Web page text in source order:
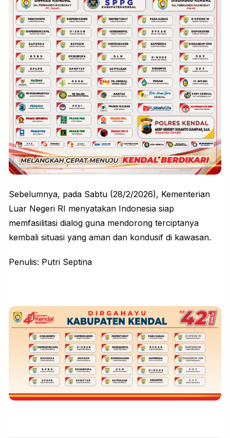
Sebelumnya, pada Sabtu (28/2/2026), Kementerian
Luar Negeri RI menyatakan Indonesia siap
memfasilitasi dialog guna mendorong terciptanya
kembali situasi yang aman dan kondusif di kawasan.
Penulis: Putri Septina